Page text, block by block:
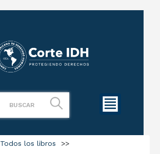
Todos los libros
>>